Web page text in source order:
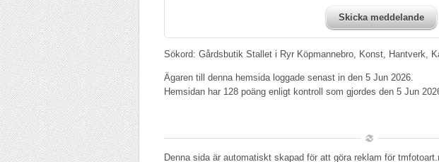
Skicka meddelande
Sökord: Gårdsbutik Stallet i Ryr Köpmannebro, Konst, Hantverk,
Ägaren till denna hemsida loggade senast in den 5 Jun 2026.
Hemsidan har 128 poäng enligt kontroll som gjordes den 5 Jun
Denna sida är automatiskt skapad för att göra reklam för